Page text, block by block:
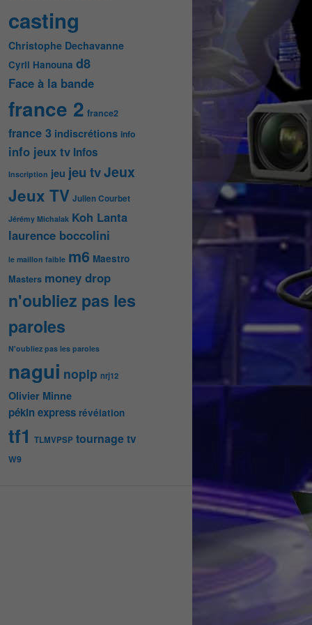
casting
Christophe Dechavanne
Cyril Hanouna d8
Face à la bande
france 2 france2
france 3 indiscrétions info
info jeux tv Infos
Inscription jeu jeu tvJeux
Jeux TV Julien Courbet
Jérémy Michalak Koh Lanta
laurence boccolini
le maillon faible m6 Maestro
Masters money drop
n'oubliez pas les
paroles
N'oubliez pas les paroles
nagui noplp nrj12
Olivier Minne
pékin express révélation
tf1 TLMVPSP tournagetv
W9